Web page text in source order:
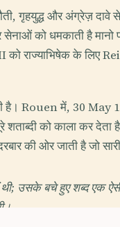
गृहयुद्ध और अंग्रेज़
को धमकाती है मानो
राज्याभिषेक के लिए
है। Rouen में, 30 May
को काला कर देता
की ओर जाती है जो
उसके बचे हुए शब्द एक